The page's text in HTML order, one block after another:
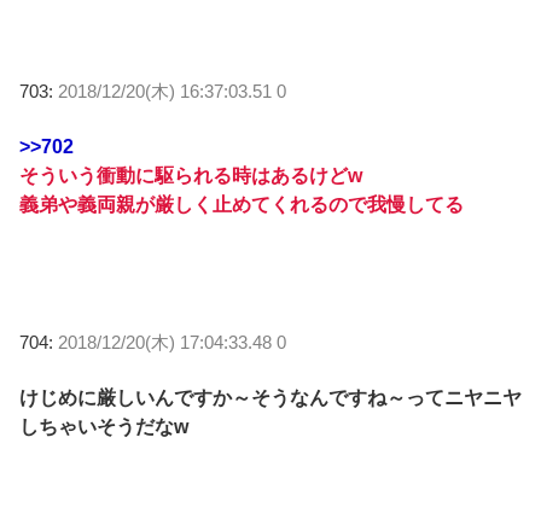
703: 2018/12/20(木) 16:37:03.51 0
>>702
そういう衝動に駆られる時はあるけどw
義弟や義両親が厳しく止めてくれるので我慢してる
704: 2018/12/20(木) 17:04:33.48 0
けじめに厳しいんですか～そうなんですね～ってニヤニヤ
しちゃいそうだなw